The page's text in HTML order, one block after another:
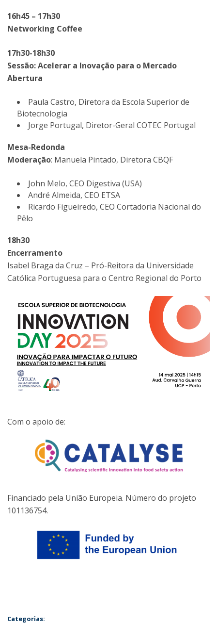
16h45 – 17h30
Networking Coffee
17h30-18h30
Sessão: Acelerar a Inovação para o Mercado
Abertura
Paula Castro, Diretora da Escola Superior de
Biotecnologia
Jorge Portugal, Diretor-Geral COTEC Portugal
Mesa-Redonda
Moderação: Manuela Pintado, Diretora CBQF
John Melo, CEO Digestiva (USA)
André Almeida, CEO ETSA
Ricardo Figueiredo, CEO Cortadoria Nacional do
Pêlo
18h30
Encerramento
Isabel Braga da Cruz – Pró-Reitora da Universidade
Católica Portuguesa para o Centro Regional do Porto
Com o apoio de:
Financiado pela União Europeia. Número do projeto
101136754.
Categorias: